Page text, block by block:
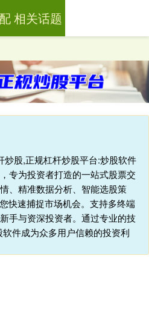
炒股,正规杠杆炒股平台:炒股软件
专为投资者打造的一站式股票交
、精准数据分析、智能选股策
快速捕捉市场机会。支持多终端
手与资深投资者。通过专业的技
件成为众多用户信赖的投资利
相关话题